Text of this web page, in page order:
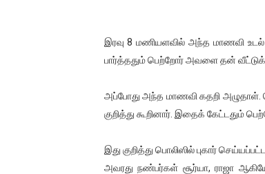
இரவு 8 மணியளவில் அந்த மாணவி
பார்த்ததும் பெற்றோர் அவளை தன்
அப்போது அந்த மாணவி கதறி
குறித்து கூறினார். இதைக் கேட்டதும்
இது குறித்து பொலிஸில் புகார்
அவரது நண்பர்கள் சூர்யா, ராஜா